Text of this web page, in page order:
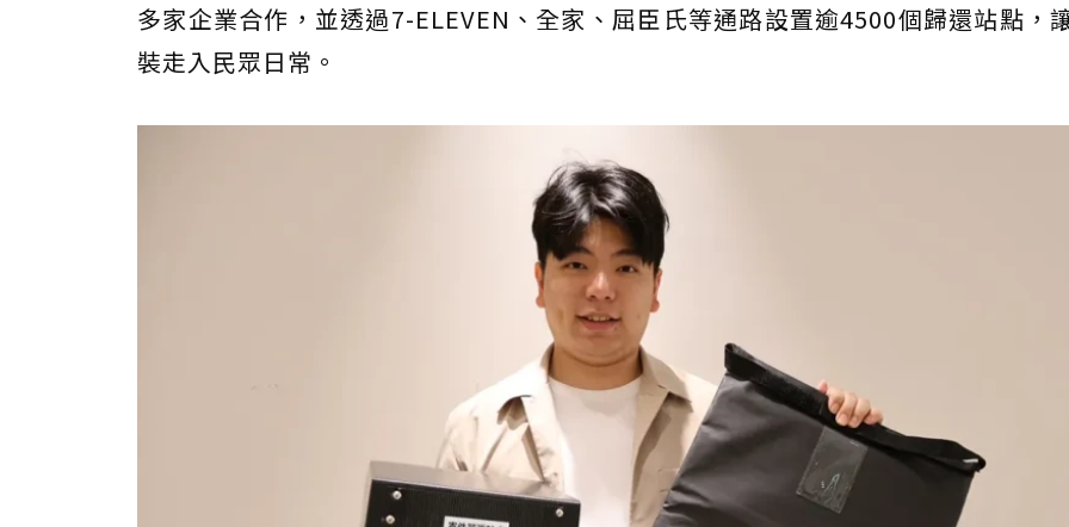
多家企業合作，並透過7-ELEVEN、全家、屈臣氏等通路設置逾4500個歸還站點，
裝走入民眾日常。